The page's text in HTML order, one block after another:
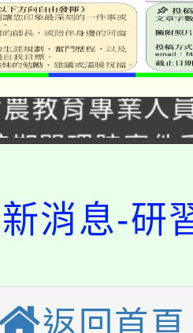
活教案入校路
教育專業人
期間理賠案件
115學年度第
教師甄選結果
融保險知識
學年度學生
消息-研
返回首頁